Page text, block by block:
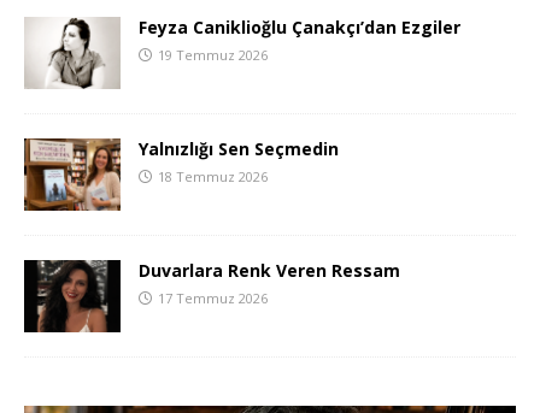
Feyza Caniklioğlu Çanakçı’dan Ezgiler
19 Temmuz 2026
Yalnızlığı Sen Seçmedin
18 Temmuz 2026
Duvarlara Renk Veren Ressam
17 Temmuz 2026